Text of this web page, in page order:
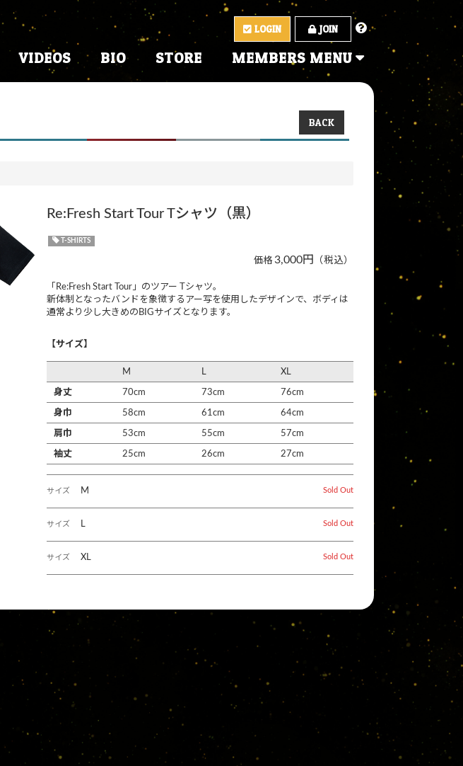
LOGIN JOIN
VIDEOS BIO STORE MEMBERS MENU
BACK
Re:Fresh Start Tour Tシャツ（黒）
T-SHIRTS
価格 3,000円 （税込）
「Re:Fresh Start Tour」のツアー Tシャツ。
新体制となったバンドを象徴するアー写を使用したデザインで、ボディは
通常より少し大きめのBIGサイズとなります。
【サイズ】
M L XL
身丈 70cm 73cm 76cm
身巾 58cm 61cm 64cm
肩巾 53cm 55cm 57cm
袖丈 25cm 26cm 27cm
サイズ M Sold Out
サイズ L Sold Out
サイズ XL Sold Out